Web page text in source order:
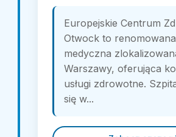
Europejskie Centrum
Otwock to
medyczna
Warszawy, oferująca
usługi zdrowotne.
się w...